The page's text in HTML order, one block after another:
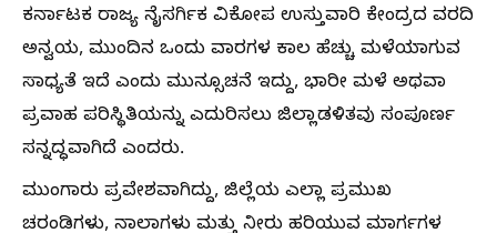
ಕರ್ನಾಟಕ ರಾಜ್ಯ ನೈಸರ್ಗಿಕ ವಿಕೋಪ ಉಸ್ತುವಾರಿ ಕೇಂದ್ರದ ವರದಿ
ಅನ್ವಯ, ಮುಂದಿನ ಒಂದು ವಾರಗಳ ಕಾಲ ಹೆಚ್ಚು ಮಳೆಯಾಗುವ
ಸಾಧ್ಯತೆ ಇದೆ ಎಂದು ಮುನ್ಸೂಚನೆ ಇದ್ದು, ಭಾರೀ ಮಳೆ ಅಥವಾ
ಪ್ರವಾಹ ಪರಿಸ್ಥಿತಿಯನ್ನು ಎದುರಿಸಲು ಜಿಲ್ಲಾಡಳಿತವು ಸಂಪೂರ್ಣ
ಸನ್ನದ್ಧವಾಗಿದೆ ಎಂದರು.
ಮುಂಗಾರು ಪ್ರವೇಶವಾಗಿದ್ದು, ಜಿಲ್ಲೆಯ ಎಲ್ಲಾ ಪ್ರಮುಖ
ಚರಂಡಿಗಳು, ನಾಲಾಗಳು ಮತ್ತು ನೀರು ಹರಿಯುವ ಮಾರ್ಗಗಳ